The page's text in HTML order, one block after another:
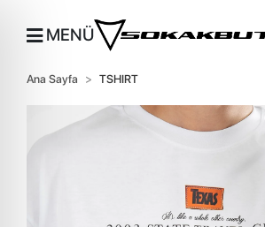
MENÜ
Ana Sayfa TSHIRT